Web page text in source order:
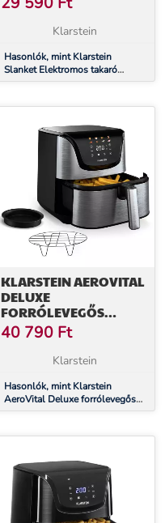
FLEECE
Klarstein
Hasonlók, mint Klarstein
Slanket Elektromos takaró
ujjakkal 120W 155x180cm
KLARSTEIN AEROVITAL
DELUXE
FORRÓLEVEGŐS
FRITŐZ, 1700 W, 8
PROGRAM,
TARTOZÉKOKKAL
IDŐZÍTŐ
40 790 Ft
Klarstein
Hasonlók, mint Klarstein
AeroVital Deluxe forrólevegős
fritőz, 1700 W, 8 program,
Időzítő